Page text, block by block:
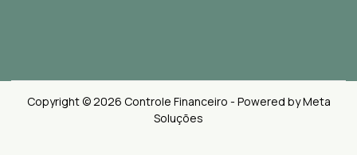
Copyright © 2026 Controle Financeiro - Powered by Meta
Soluções